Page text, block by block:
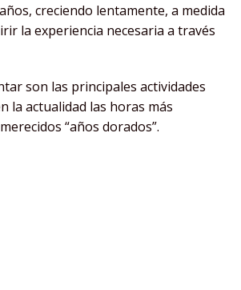
creciendo lentamente, a medida
la experiencia necesaria a través
son las principales actividades
la actualidad las horas más
“años dorados”.